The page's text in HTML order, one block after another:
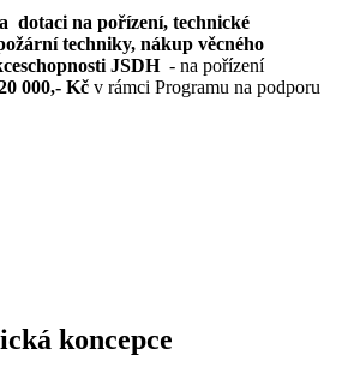
dotaci na pořízení, technické
techniky, nákup věcného
JSDH- na pořízení
000,- Kč v rámci Programu na podporu
koncepce